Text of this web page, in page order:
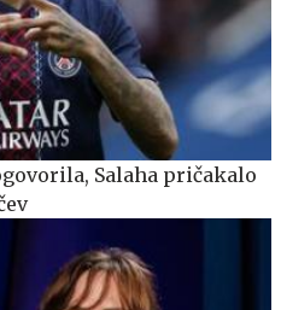
Salaha pričakalo